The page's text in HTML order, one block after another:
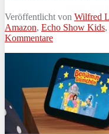
Veröffentlicht von Wilfred
Amazon, Echo Show Kids,
Kommentare